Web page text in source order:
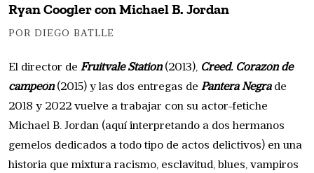
Ryan Coogler con Michael B. Jordan
POR DIEGO BATLLE
El director de Fruitvale Station(2013), Creed. Corazón de
campeón(2015) y las dos entregas de Pantera Negrade
2018 y 2022 vuelve a trabajar con su actor-fetiche
Michael B. Jordan (aquí interpretando a dos hermanos
gemelos dedicados a todo tipo de actos delictivos) en una
historia que mixtura racismo, esclavitud, blues, vampiros